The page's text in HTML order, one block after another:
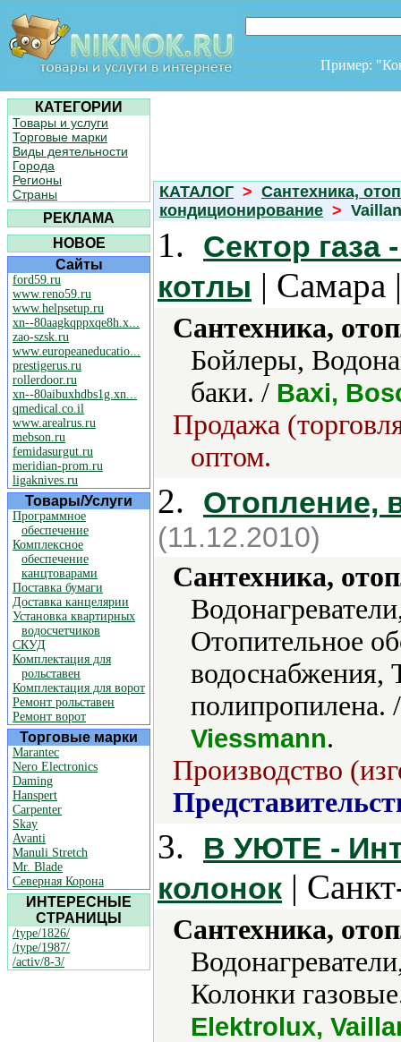
Пример:
КАТЕГОРИИ
Товары и услуги
Торговые марки
Виды деятельности
Города
Регионы
Страны
РЕКЛАМА
НОВОЕ
Сайты
ford59.ru
www.reno59.ru
www.helpsetup.ru
xn--80aagkqppxqe8h.x...
zao-szsk.ru
www.europeaneducatio...
prestigerus.ru
rollerdoor.ru
xn--80aibuxhdbs1g.xn...
qmedical.co.il
www.arealrus.ru
mebson.ru
femidasurgut.ru
meridian-prom.ru
ligaknives.ru
Товары/Услуги
Программное
обеспечение
Комплексное
обеспечение
канцтоварами
Поставка бумаги
Доставка канцелярии
Установка квартирных
водосчетчиков
СКУД
Комплектация для
рольставен
Комплектация для ворот
Ремонт рольставен
Ремонт ворот
Торговые марки
Marantec
Nero Electronics
Daming
Hanspert
Carpenter
Skay
Avanti
Manuli Stretch
Mr. Blade
Северная Корона
ИНТЕРЕСНЫЕ
СТРАНИЦЫ
/type/1826/
/type/1987/
/activ/8-3/
КАТАЛОГ > Сантехника,
кондиционирование >
1.
Сектор газа
котлы | Самара
Сантехника,
Бойлеры,
баки. / Baxi,
Продажа
оптом.
2. Отопление,
(11.12.2010)
Сантехника,
Отопительное
водоснабжения,
полипропилена.
Viessmann.
Производство
3.
В УЮТЕ -
колонок |
Сантехника,
Колонки
Elektrolux,